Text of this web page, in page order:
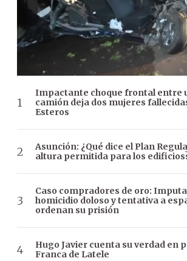
Impactante choque frontal entre
camión deja dos mujeres
Esteros
Asunción: ¿Qué dice el Plan
altura permitida para los
Caso compradores de oro:
homicidio doloso y tentativa a
ordenan su prisión
Hugo Javier cuenta su verdad en
Franca de Latele